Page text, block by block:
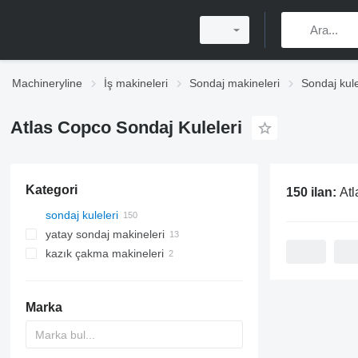
Machineryline İş makineleri Sondaj makineleri Sondaj
Atlas Copco Sondaj Kuleleri
Kategori
sondaj kuleleri
yatay sondaj makineleri
kazık çakma makineleri
Marka
150 ilan: